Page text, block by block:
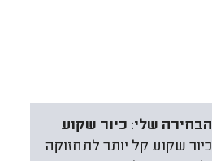
הבחירה שלי: כיור שקוע
כיור שקוע קל יותר לתחזוקה